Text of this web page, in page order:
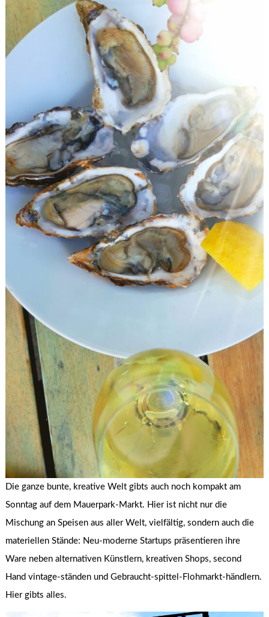
Die ganze bunte, kreative Welt gibts auch noch kompakt am
Sonntag auf dem Mauerpark-Markt. Hier ist nicht nur die
Mischung an Speisen aus aller Welt, vielfältig, sondern auch die
materiellen Stände: Neu-moderne Startups präsentieren ihre
Ware neben alternativen Künstlern, kreativen Shops, second
Hand vintage-ständen und Gebraucht-spittel-Flohmarkt-händlern.
Hier gibts alles.